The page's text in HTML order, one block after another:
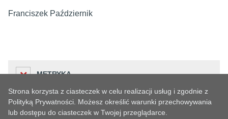
Franciszek Październik
METRYKA
Liczba odwiedzin
Strona korzysta z ciasteczek w celu realizacji usług i zgodnie z
Polityką Prywatności. Możesz określić warunki przechowywania
lub dostępu do ciasteczek w Twojej przeglądarce.